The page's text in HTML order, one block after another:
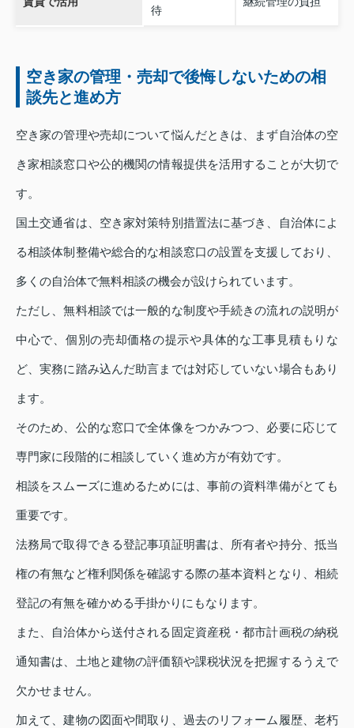
待
空き家の管理・売却で後悔しないための相
談先と進め方
空き家の管理や売却について悩んだときは、まず自治体の空
き家相談窓口や公的機関の情報提供を活用することが大切で
す。
国土交通省は、空き家対策特別措置法に基づき、自治体によ
る相談体制整備や総合的な相談窓口の設置を支援しており、
多くの自治体で無料相談の機会が設けられています。
ただし、無料相談では一般的な制度や手続きの流れの説明が
中心で、個別の売却価格の提示や具体的な工事見積もりな
ど、実務に踏み込んだ助言までは対応していない場合もあり
ます。
そのため、公的な窓口で全体像をつかみつつ、必要に応じて
専門家に段階的に相談していく進め方が有効です。
相談をスムーズに進めるためには、事前の資料準備がとても
重要です。
法務局で取得できる登記事項証明書は、所有者や持分、抵当
権の有無など権利関係を確認する際の基本資料となり、相続
登記の有無を確かめる手掛かりにもなります。
また、自治体から送付される固定資産税・都市計画税の納税
通知書は、土地と建物の評価額や課税状況を把握するうえで
欠かせません。
加えて、建物の図面や間取り、過去のリフォーム履歴、老朽